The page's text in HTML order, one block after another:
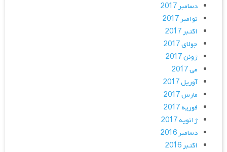
دسامبر 2017
نوامبر 2017
اکتبر 2017
جولای 2017
ژوئن 2017
می 2017
آوریل 2017
مارس 2017
فوریه 2017
ژانویه 2017
دسامبر 2016
اکتبر 2016